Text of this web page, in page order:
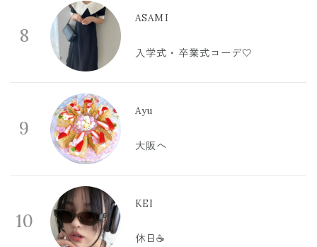
8
ASAMI
入学式・卒業式コーデ🤍
9
Ayu
大阪へ
10
KEI
休日☕️